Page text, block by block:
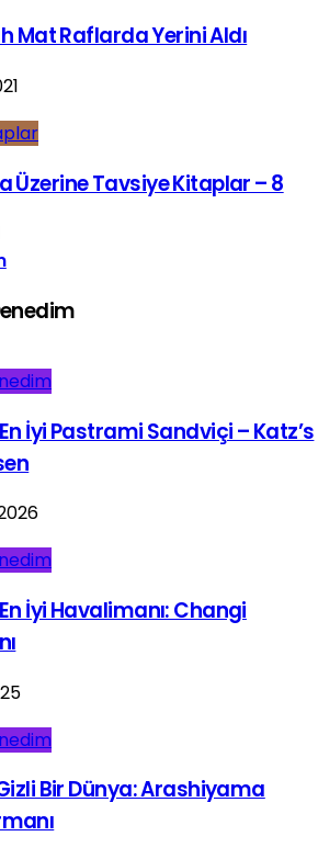
Mat Raflarda Yerini Aldı
Üzerine Tavsiye Kitaplar – 8
İyi Pastrami Sandviçi – Katz’s
İyi Havalimanı: Changi
Bir Dünya: Arashiyama